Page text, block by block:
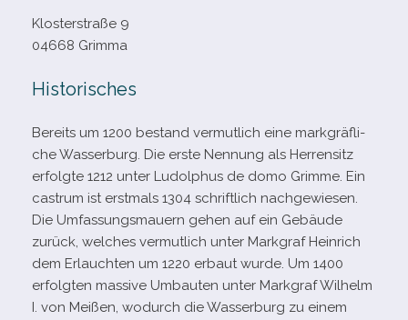
Klosterstraße 9
04668 Grimma
Historisches
Bereits um 1200 bestand ver­mut­lich eine mark­gräf­li­
che Wasserburg. Die erste Nennung als Herrensitz
erfolgte 1212 unter Ludolphus de domo Grimme. Ein
castrum ist erst­mals 1304 schrift­lich nach­ge­wie­sen.
Die Umfassungsmauern gehen auf ein Gebäude
zurück, wel­ches ver­mut­lich unter Markgraf Heinrich
dem Erlauchten um 1220 erbaut wurde. Um 1400
erfolg­ten mas­sive Umbauten unter Markgraf Wilhelm
I. von Meißen, wodurch die Wasserburg zu einem